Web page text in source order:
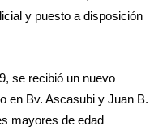
y puesto a disposición
se recibió un nuevo
en Bv. Ascasubi y Juan B.
mayores de edad